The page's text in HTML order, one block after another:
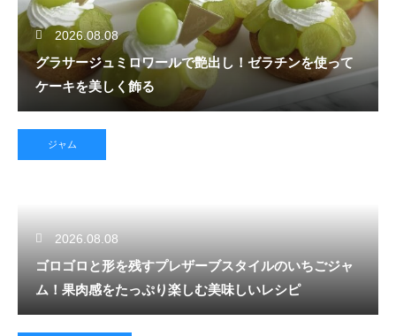
2026.08.08
グラサージュミロワールで艶出し！ゼラチンを使って
ケーキを美しく飾る
ジャム
2026.08.08
ゴロゴロと形を残すプレザーブスタイルのいちごジャ
ム！果肉感をたっぷり楽しむ美味しいレシピ